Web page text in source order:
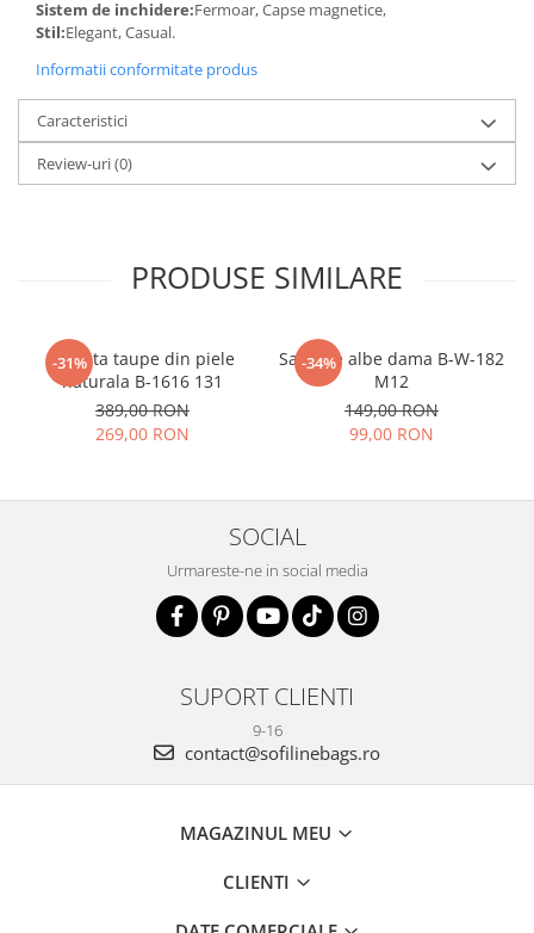
Sistem de inchidere:Fermoar, Capse magnetice,
Stil:Elegant, Casual.
Informatii conformitate produs
Caracteristici
Review-uri(0)
PRODUSE SIMILARE
-31%
Geanta taupe din piele
naturala B-1616 131
389,00 RON
269,00 RON
-34%
Sandale albe dama B-W-182
M12
149,00 RON
99,00 RON
SOCIAL
Urmareste-ne in social media
SUPORT CLIENTI
9-16
contact@sofilinebags.ro
MAGAZINUL MEU
CLIENTI